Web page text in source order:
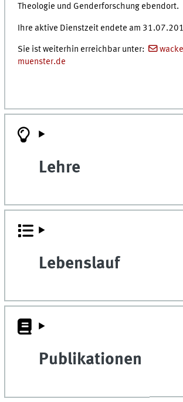
Theologie und Genderforschung ebendort.
Ihre aktive Dienstzeit endete am
Sie ist weiterhin erreichbar unter:
muenster.de
Lehre
Lebenslauf
Publikationen